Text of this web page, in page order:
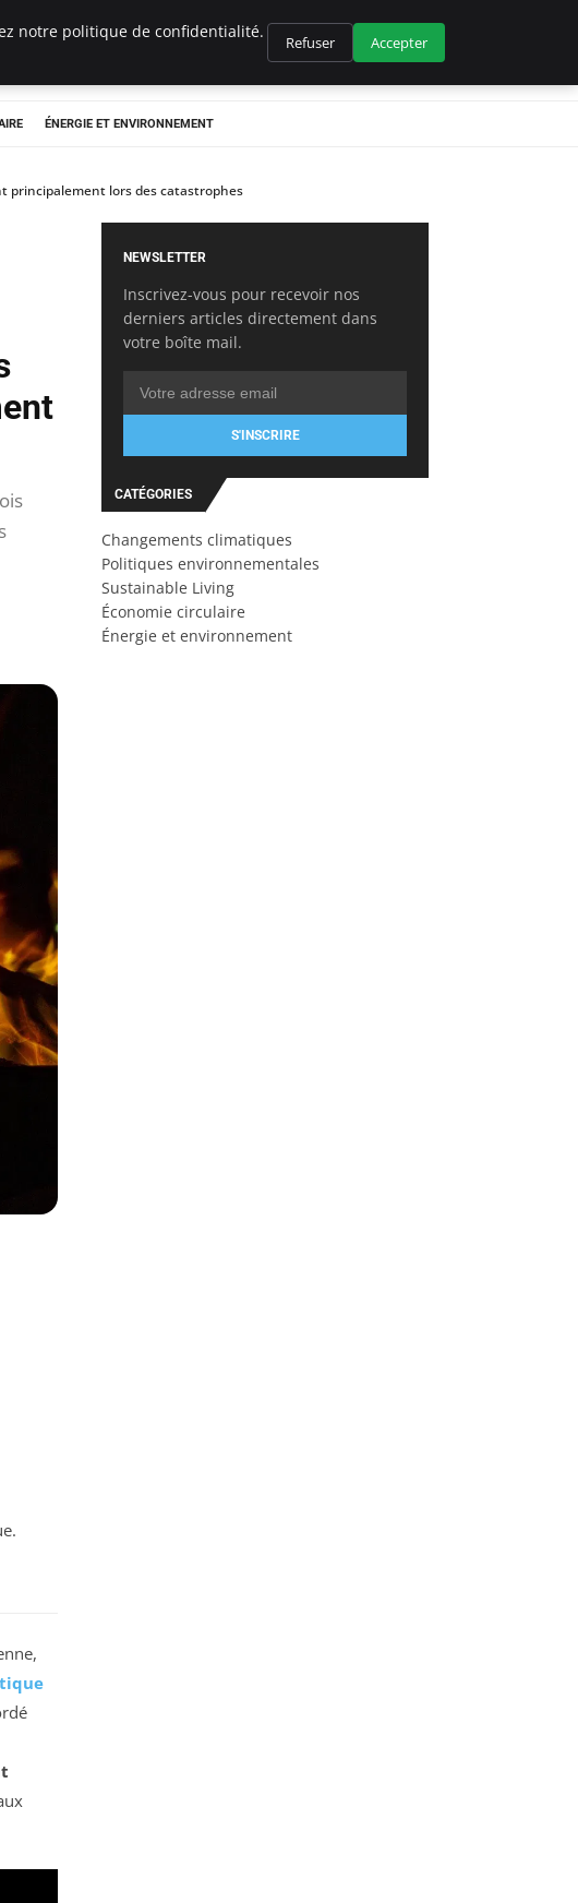
ÉNERGIE ET ENVIRONNEMENT
principalement lors des catastrophes
NEWSLETTER
Inscrivez-vous pour recevoir nos
derniers articles directement dans
votre boîte mail.
S'INSCRIRE
CATÉGORIES
Changements climatiques
Politiques environnementales
Sustainable Living
Économie circulaire
Énergie et environnement
notre politique de confidentialité.
Refuser Accepter